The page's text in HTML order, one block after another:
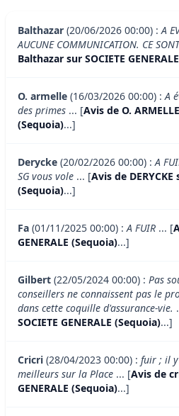
Balthazar (20/06/2026 00:00) :A
AUCUNE COMMUNICATION. CE SONT
Balthazar sur SOCIETE
O. armelle (16/03/2026 00:00) :A
des primes ... [Avis de O.
(Sequoia)...]
Derycke (20/02/2026 00:00) :A
SG vous vole ... [Avis de DERYCKE
(Sequoia)...]
Fa (01/11/2025 00:00) :A FUIR ... [
GENERALE (Sequoia)...]
Gilbert (22/05/2024 00:00) : Pas
conseillers ne connaissent pas le
dans cette coquille d'assurance-vie.
SOCIETE GENERALE (Sequoia)...]
Cricri (28/04/2023 00:00) : fuir ; il
meilleurs sur la Place ... [Avis de
GENERALE (Sequoia)...]